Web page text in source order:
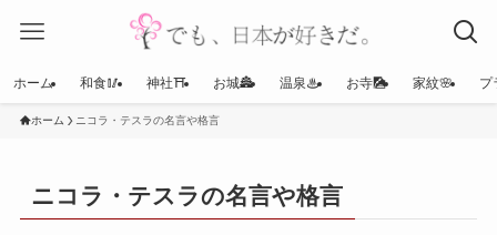
ホーム 和食🥢 神社⛩ お城🏯 温泉♨ お寺🎑 家紋🌸 プ
ホーム ニコラ・テスラの名言や格言
ニコラ・テスラの名言や格言